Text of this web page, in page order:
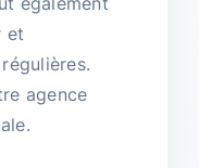
et
agence